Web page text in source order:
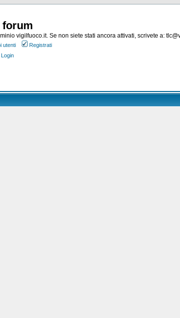
forum
vigilfuoco.it. Se non siete stati ancora attivati, scrivete a:
utenti
Registrati
Login